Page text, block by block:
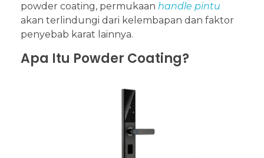
powder coating, permukaan handle pintu
akan terlindungi dari kelembapan dan faktor
penyebab karat lainnya.
Apa Itu Powder Coating?